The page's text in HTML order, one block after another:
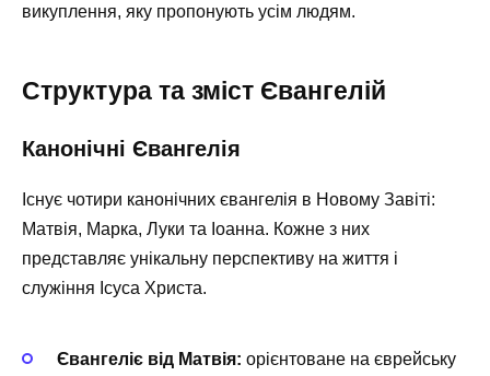
викуплення, яку пропонують усім людям.
Структура та зміст Євангелій
Канонічні Євангелія
Існує чотири канонічних євангелія в Новому Завіті:
Матвія, Марка, Луки та Іоанна. Кожне з них
представляє унікальну перспективу на життя і
служіння Ісуса Христа.
Євангеліє від Матвія: орієнтоване на єврейську